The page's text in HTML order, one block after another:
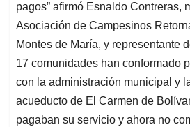
pagos” afirmó Esnaldo Contreras,
Asociación de Campesinos
Montes de María, y representante
17 comunidades han conformado
con la administración municipal y
acueducto de El Carmen de
pagaban su servicio y ahora no